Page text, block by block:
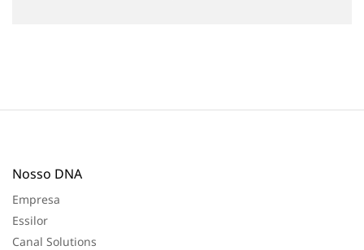
Nosso DNA
Empresa
Essilor
Canal Solutions